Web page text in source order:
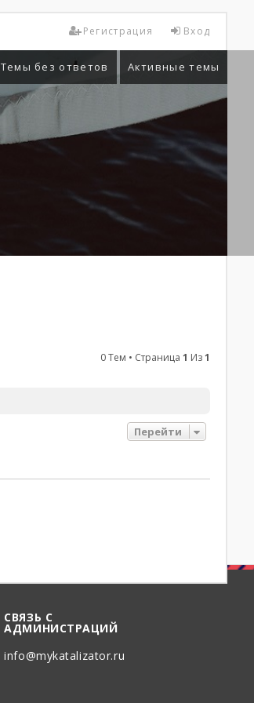
Вход
Регистрация
Темы без ответов Активные темы
0 Тем • Страница1 Из1
Перейти
СВЯЗЬ С
АДМИНИСТРАЦИЙ
info@mykatalizator.ru